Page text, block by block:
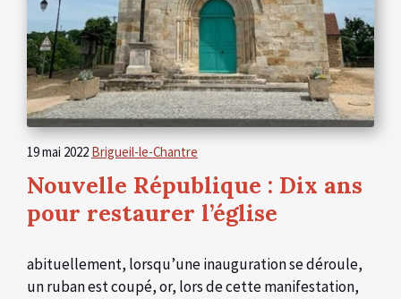
19 mai 2022 Brigueil-le-Chantre
Nouvelle République : Dix ans
pour restaurer l’église
abituellement, lorsqu’une inauguration se déroule,
un ruban est coupé, or, lors de cette manifestation,